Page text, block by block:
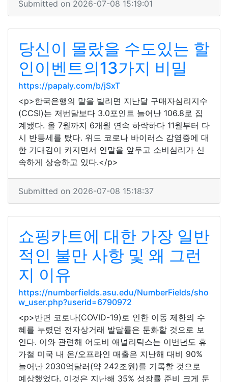
Submitted on 2026-07-08 15:19:01
당신이 몰랐을 수도있는 할
인이벤트의13가지 비밀
https://papaly.com/b/jSxT
<p>한국은행의 말을 빌리면 지난달 구매자심리지수
(CCSI)는 저번달보다 3.0포인트 늘어난 106.8로 집
계됐다. 올 7월까지 6개월 연속 하락하다 11월부터 다
시 반등세를 탔다. 위드 코로나 바이러스 감염증에 대
한 기대감이 커지면서 연말을 앞두고 소비심리가 신
속하게 상승하고 있다.</p>
Submitted on 2026-07-08 15:18:37
쇼핑카트에 대한 가장 일반
적인 불만 사항 및 왜 그런
지 이유
https://numberfields.asu.edu/NumberFields/sho
w_user.php?userid=6790972
<p>반면 코로나(COVID-19)로 인한 이동 제한의 수
혜를 누렸던 전자상거래 발달률은 둔화할 것으로 보
인다. 이와 관련해 어도비 애널리틱스는 이번년도 휴
가철 미국 내 온/오프라인 매출은 지난해 대비 90%
늘어난 2030억달러(약 242조원)를 기록할 것으로
예상했었다. 이것은 지난해 35% 성장률 준비 크게 둔